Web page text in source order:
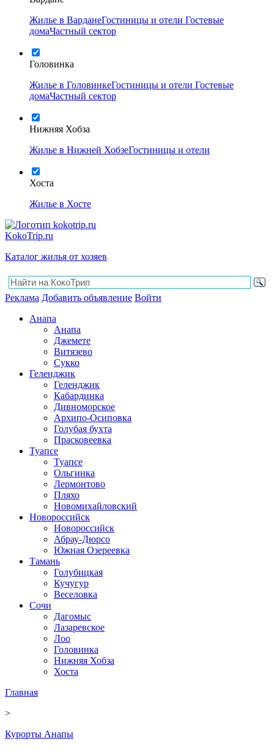
Жилье в ВарданеГостиницы и отели Гостевые
домаЧастный сектор
Головинка
Жилье в ГоловинкеГостиницы и отели Гостевые
домаЧастный сектор
Нижняя Хобза
Жилье в Нижней ХобзеГостиницы и отели
Хоста
Жилье в Хосте
KokoTrip.ru
Каталог жилья от хозяев
Реклама Добавить объявление Войти
Анапа
Анапа
Джемете
Витязево
Сукко
Геленджик
Геленджик
Кабардинка
Дивноморское
Архипо-Осиповка
Голубая бухта
Прасковеевка
Туапсе
Туапсе
Ольгинка
Лермонтово
Пляхо
Новомихайловский
Новороссийск
Новороссийск
Абрау-Дюрсо
Южная Озереевка
Тамань
Голубицкая
Кучугур
Веселовка
Сочи
Дагомыс
Лазаревское
Лоо
Головинка
Нижняя Хобза
Хоста
Главная
>
Курорты Анапы